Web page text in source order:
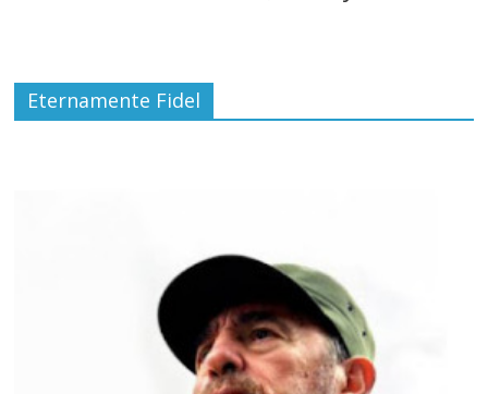
Eternamente Fidel